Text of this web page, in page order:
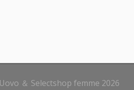
＆ Selectshop femme 2026